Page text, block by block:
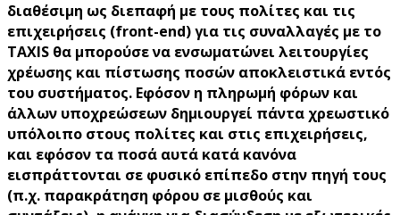
διαθέσιμη ως διεπαφή με τους πολίτες και τις
επιχειρήσεις (front-end) για τις συναλλαγές με το
TAXIS θα μπορούσε να ενσωματώνει λειτουργίες
χρέωσης και πίστωσης ποσών αποκλειστικά εντός
του συστήματος. Εφόσον η πληρωμή φόρων και
άλλων υποχρεώσεων δημιουργεί πάντα χρεωστικό
υπόλοιπο στους πολίτες και στις επιχειρήσεις,
και εφόσον τα ποσά αυτά κατά κανόνα
εισπράττονται σε φυσικό επίπεδο στην πηγή τους
(π.χ. παρακράτηση φόρου σε μισθούς και